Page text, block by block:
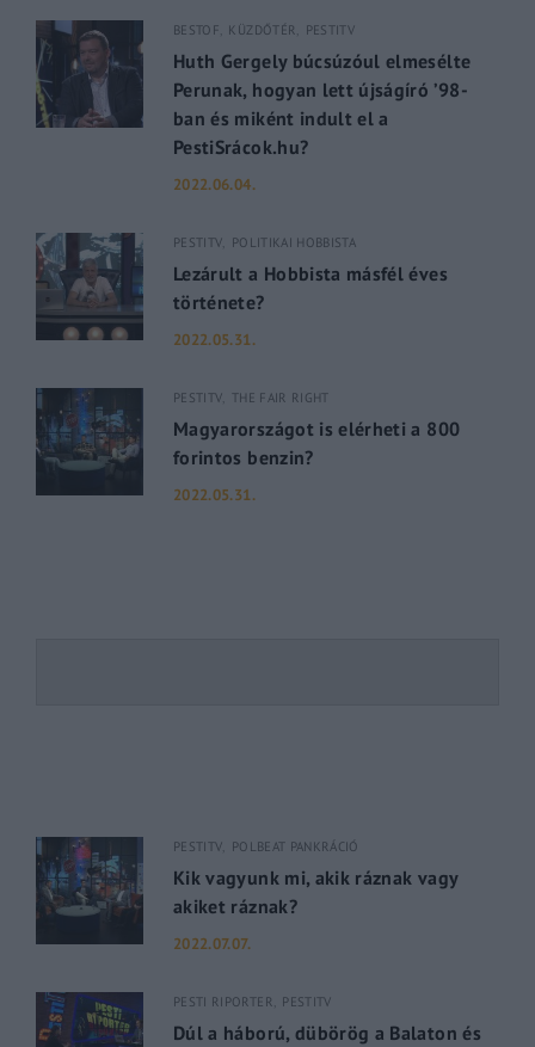
BESTOF KÜZDŐTÉR PESTITV
Huth Gergely búcsúzóul elmesélte
Perunak, hogyan lett újságíró ’98-
ban és miként indult el a
PestiSrácok.hu?
2022.06.04.
PESTITV POLITIKAI HOBBISTA
Lezárult a Hobbista másfél éves
története?
2022.05.31.
PESTITV THE FAIR RIGHT
Magyarországot is elérheti a 800
forintos benzin?
2022.05.31.
PESTITV POLBEAT PANKRÁCIÓ
Kik vagyunk mi, akik ráznak vagy
akiket ráznak?
2022.07.07.
PESTI RIPORTER PESTITV
Dúl a háború, dübörög a Balaton és